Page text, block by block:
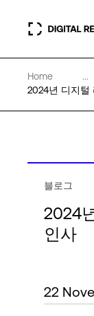
데이터 센터
전문성 및 리
Home ...
2024년 디지털
블로그
2024
인사
22